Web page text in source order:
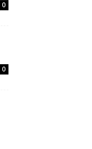
0
0